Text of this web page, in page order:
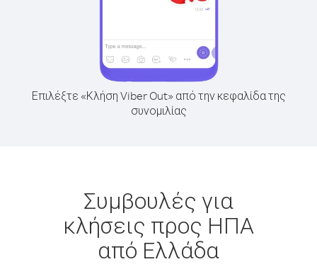
Επιλέξτε «Κλήση Viber Out» από την κεφαλίδα της
συνομιλίας
Συμβουλές για
κλήσεις προς ΗΠΑ
από Ελλάδα